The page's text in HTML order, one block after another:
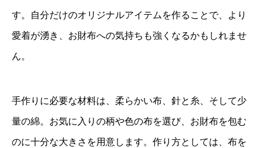
す。自分だけのオリジナルアイテムを作ることで、より
愛着が湧き、お財布への気持ちも強くなるかもしれませ
ん。
手作りに必要な材料は、柔らかい布、針と糸、そして少
量の綿。お気に入りの柄や色の布を選び、お財布を包む
のに十分な大きさを用意します。作り方としては、布を